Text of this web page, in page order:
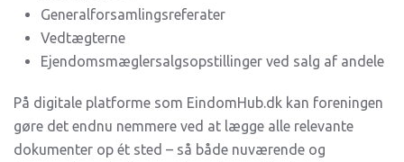
Generalforsamlingsreferater
Vedtægterne
Ejendomsmæglersalgsopstillinger ved salg af andele
På digitale platforme som EindomHub.dk kan foreningen
gøre det endnu nemmere ved at lægge alle relevante
dokumenter op ét sted – så både nuværende og